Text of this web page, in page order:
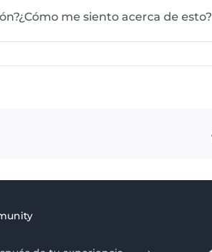
me siento acerca de esto?